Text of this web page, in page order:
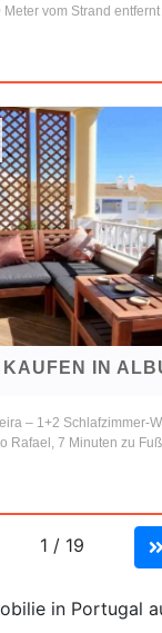
vom Strand entfernt
KAUFEN IN
– 1+2 Schlafzimmer-
Rafael, 7 Minuten zu
1 / 19
in Portugal